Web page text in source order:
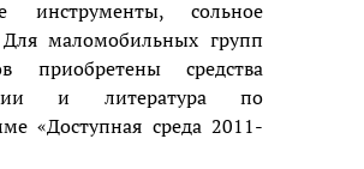
инструменты, сольное
маломобильных групп
приобретены средства
и литература по
«Доступная среда 2011-